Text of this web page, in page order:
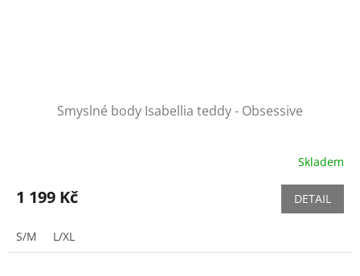
Smyslné body Isabellia teddy - Obsessive
Skladem
1 199 Kč DETAIL
S/M L/XL